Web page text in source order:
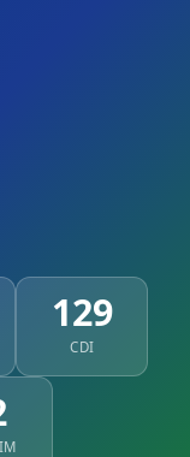
129
CDI